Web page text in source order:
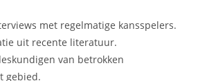
met regelmatige kansspelers.
uit recente literatuur.
van betrokken
gebied.